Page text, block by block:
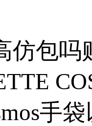
仿包吗
手